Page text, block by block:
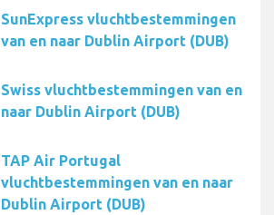
SunExpress vluchtbestemmingen
van en naar Dublin Airport (DUB)
Swiss vluchtbestemmingen van en
naar Dublin Airport (DUB)
TAP Air Portugal
vluchtbestemmingen van en naar
Dublin Airport (DUB)